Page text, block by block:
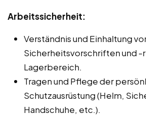
Arbeitssicherheit:
Verständnis und Einhaltung
Sicherheitsvorschriften und -
Lagerbereich.
Tragen und Pflege der
Schutzausrüstung (Helm,
Handschuhe, etc.).